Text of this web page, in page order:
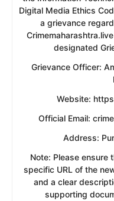
Digital Media Ethics
a grievance
designated
​Grievance Officer:
​Website:
​Official Email:
​Address:
​Note: Please ensure
specific URL of the
and a clear
supporting